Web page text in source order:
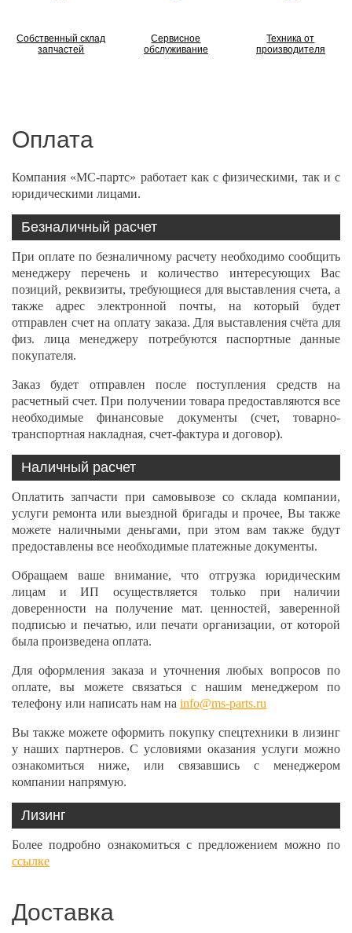
Собственный склад
запчастей
Сервисное
обслуживание
Техника от
производителя
Оплата
Компания «МС-партс» работает как с физическими, так и с
юридическими лицами.
Безналичный расчет
При оплате по безналичному расчету необходимо сообщить
менеджеру перечень и количество интересующих Вас
позиций, реквизиты, требующиеся для выставления счета, а
также адрес электронной почты, на который будет
отправлен счет на оплату заказа. Для выставления счёта для
физ. лица менеджеру потребуются паспортные данные
покупателя.
Заказ будет отправлен после поступления средств на
расчетный счет. При получении товара предоставляются все
необходимые финансовые документы (счет, товарно-
транспортная накладная, счет-фактура и договор).
Наличный расчет
Оплатить запчасти при самовывозе со склада компании,
услуги ремонта или выездной бригады и прочее, Вы также
можете наличными деньгами, при этом вам также будут
предоставлены все необходимые платежные документы.
Обращаем ваше внимание, что отгрузка юридическим
лицам и ИП осуществляется только при наличии
доверенности на получение мат. ценностей, заверенной
подписью и печатью, или печати организации, от которой
была произведена оплата.
Для оформления заказа и уточнения любых вопросов по
оплате, вы можете связаться с нашим менеджером по
телефону или написать нам на info@ms-parts.ru
Вы также можете оформить покупку спецтехники в лизинг
у наших партнеров. С условиями оказания услуги можно
ознакомиться ниже, или связавшись с менеджером
компании напрямую.
Лизинг
Более подробно ознакомиться с предложением можно по
ссылке
Доставка